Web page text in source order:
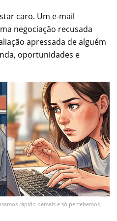
caro. Um e-mail
negociação recusada
apressada de alguém
oportunidades e
rápido demais e só percebemos